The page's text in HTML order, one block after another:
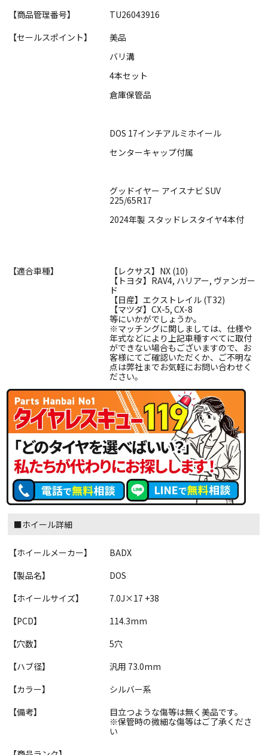
【商品管理番号】
TU26043916
【セールスポイント】
美品
バリ溝
4本セット
倉庫保管品
DOS 17インチアルミホイール
センターキャップ付属
グッドイヤー アイスナビ SUV
225/65R17
2024年製 スタッドレスタイヤ4本付
【適合車種】
【レクサス】NX (10)
【トヨタ】RAV4, ハリアー, ヴァンガー
ド
【日産】エクストレイル (T32)
【マツダ】CX-5, CX-8
等にいかがでしょうか。
※マッチングに関しましては、仕様や
年式などにより上記車種すべてに取付
ができない場合もございますので、お
客様にてご確認いただくか、ご不明な
点は弊社までお気軽にお問い合わせく
ださい。
■ホイール詳細
【ホイールメーカー】
BADX
【製品名】
DOS
【ホイールサイズ】
7.0J×17 +38
【PCD】
114.3mm
【穴数】
5穴
【ハブ径】
汎用 73.0mm
【カラー】
シルバー系
【備考】
目立つような傷等は無く美品です。
※保管時の微細な傷等はご了承くださ
い